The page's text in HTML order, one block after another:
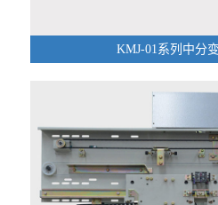
KMJ-01系列中分